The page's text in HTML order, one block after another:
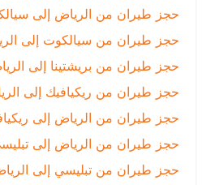
حجز طيران من الرياض إلى سيالكوت |
حجز طيران من سيالكوت إلى الرياض
|
حجز طيران من بريشتينا إلى الرياض
|
حجز طيران من ريكيافيك إلى الرياض
|
حجز طيران من الرياض إلى ريكيافيك |
حجز طيران من الرياض إلى تبليسي |
حجز طيران من تبليسي إلى الرياض
|